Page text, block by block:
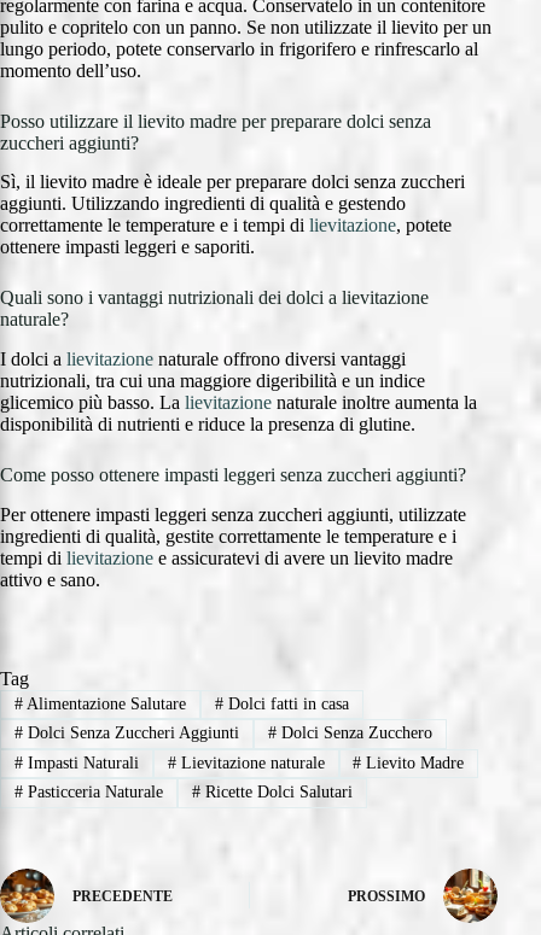
regolarmente con farina e acqua. Conservatelo in un contenitore
pulito e copritelo con un panno. Se non utilizzate il lievito per un
lungo periodo, potete conservarlo in frigorifero e rinfrescarlo al
momento dell’uso.
Posso utilizzare il lievito madre per preparare dolci senza
zuccheri aggiunti?
Sì, il lievito madre è ideale per preparare dolci senza zuccheri
aggiunti. Utilizzando ingredienti di qualità e gestendo
correttamente le temperature e i tempi di lievitazione, potete
ottenere impasti leggeri e saporiti.
Quali sono i vantaggi nutrizionali dei dolci a lievitazione
naturale?
I dolci a lievitazione naturale offrono diversi vantaggi
nutrizionali, tra cui una maggiore digeribilità e un indice
glicemico più basso. La lievitazione naturale inoltre aumenta la
disponibilità di nutrienti e riduce la presenza di glutine.
Come posso ottenere impasti leggeri senza zuccheri aggiunti?
Per ottenere impasti leggeri senza zuccheri aggiunti, utilizzate
ingredienti di qualità, gestite correttamente le temperature e i
tempi di lievitazione e assicuratevi di avere un lievito madre
attivo e sano.
Tag
#Alimentazione Salutare #Dolci fatti in casa
#Dolci Senza Zuccheri Aggiunti #Dolci Senza Zucchero
#Impasti Naturali #Lievitazione naturale # Lievito Madre
#Pasticceria Naturale #Ricette Dolci Salutari
PRECEDENTE PROSSIMO